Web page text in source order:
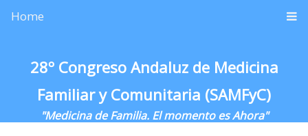
Home
28º Congreso Andaluz de Medicina
Familiar y Comunitaria (SAMFyC)
"Medicina de Familia. El momento es Ahora"